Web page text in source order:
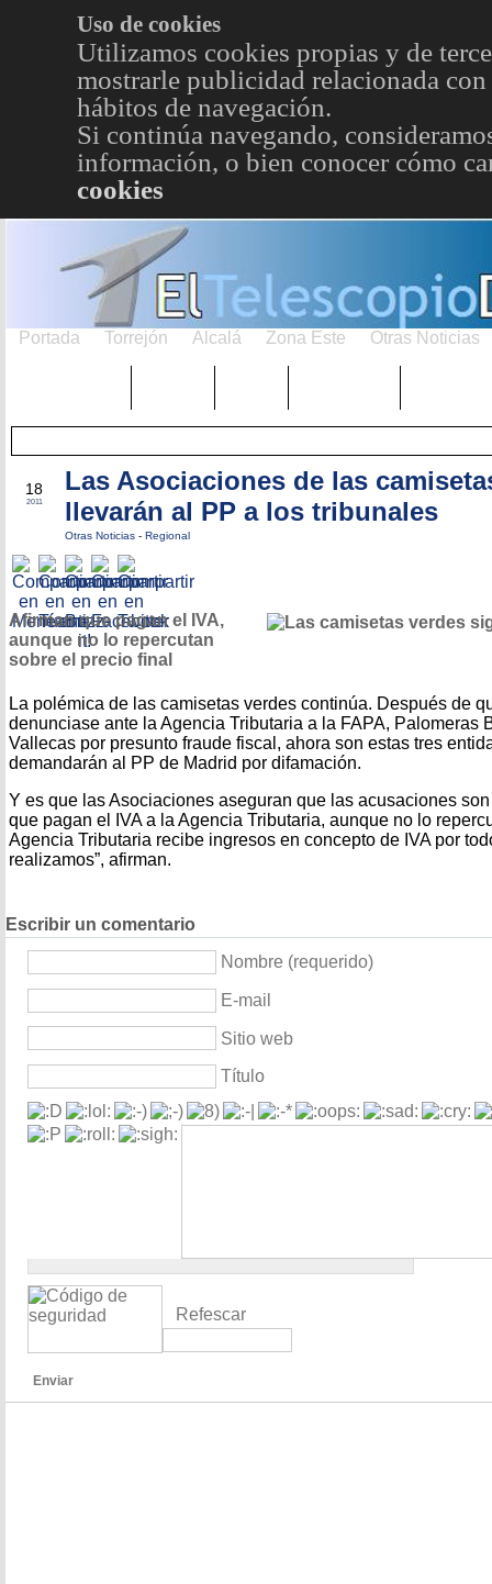
Uso de cookies
Utilizamos cookies propias y de
mostrarle publicidad relacionada
hábitos de navegación.
Si continúa navegando,
información, o bien conocer cómo
cookies
Portada Torrejón Alcalá Zona Este Otras Noticias
18
2011
Las Asociaciones de las
llevarán al PP a los tribunales
Otras Noticias - Regional
Afirman que pagan el IVA,
aunque no lo repercutan
sobre el precio final
La polémica de las camisetas verdes continúa. Después de
denunciase ante la Agencia Tributaria a la FAPA, Palomeras
Vallecas por presunto fraude fiscal, ahora son estas tres
demandarán al PP de Madrid por difamación.
Y es que las Asociaciones aseguran que las acusaciones son
que pagan el IVA a la Agencia Tributaria, aunque no lo
Agencia Tributaria recibe ingresos en concepto de IVA por
realizamos”, afirman.
Escribir un comentario
Nombre (requerido)
E-mail
Sitio web
Título
Refescar
Enviar